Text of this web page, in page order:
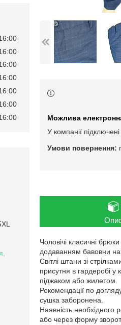
У компанії
Чоловічі класичні
додаванням бавовни на
Світлі штани зі
присутня в гардеробі у
піджаком або жилетом.
Рекомендації по
сушка заборонена.
Наявність необхідного
або через форму